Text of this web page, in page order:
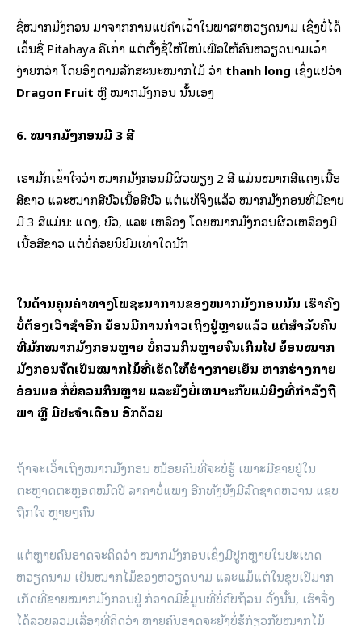
ຊື່ໝາກມັງກອນ ມາຈາກການແປຄຳເວົ້າໃນພາສາຫວຽດນາມ ເຊິ່ງບໍ່ໄດ້
ເອິ້ນຊື່ Pitahaya ຄືເກົ່າ ແຕ່ຕັ້ງຊື່ໃຫ້ໃໝ່ເພື່ອໃຫ້ຄົນຫວຽດນາມເວົ້າ
ງ່າຍກວ່າ ໂດຍອິງຕາມລັກສະນະໝາກໄມ້ ວ່າ thanh long ເຊິ່ງແປວ່າ
Dragon Fruit ຫຼື ໝາກມັງກອນ ນັ້ນເອງ
6. ໝາກມັງກອນມີ 3 ສີ
ເຮົາມັກເຂົ້າໃຈວ່າ ໝາກມັງກອນມີຜິວພຽງ 2 ສີ ແມ່ນໝາກສີແດງເນື້ອ
ສີຂາວ ແລະໝາກສີບົວເນື້ອສີບົວ ແຕ່ແທ້ຈິງແລ້ວ ໝາກມັງກອນທີ່ມີຂາຍ
ມີ 3 ສີແມ່ນ: ແດງ, ບົວ, ແລະ ເຫລືອງ ໂດຍໝາກມັງກອນຜິວເຫລືອງມີ
ເນື້ອສີຂາວ ແຕ່ບໍ່ຄ່ອຍນິຍົມເທົ່າໃດນັກ
ໃນດ້ານຄຸນຄ່າທາງໂພຊະນາການຂອງໝາກມັງກອນນັ້ນ ເຮົາຄົງ
ບໍ່ຕ້ອງເວົ້າຊ້ຳອີກ ຍ້ອນມີການກ່າວເຖິງຢູ່ຫຼາຍແລ້ວ ແຕ່ສຳລັບຄົນ
ທີ່ມັກໝາກມັງກອນຫຼາຍ ບໍ່ຄວນກິນຫຼາຍຈົນເກິນໄປ ຍ້ອນໝາກ
ມັງກອນຈັດເປັນໝາກໄມ້ທີ່ເຮັດໃຫ້ຮ່າງກາຍເຍັນ ຫາກຮ່າງກາຍ
ອ່ອນແອ ກໍ່ບໍ່ຄວນກິນຫຼາຍ ແລະຍັງບໍ່ເຫມາະກັບແມ່ຍິງທີ່ກຳລັງຖື
ພາ ຫຼື ມີປະຈຳເດືອນ ອີກດ້ວຍ
ຖ້າຈະເວົ້າເຖິງໝາກມັງກອນ ໜ້ອຍຄົນທີ່ຈະບໍ່ຮູ້ ເພາະມີຂາຍຢູ່ໃນ
ຕະຫຼາດຕະຫຼອດໝົດປີ ລາຄາບໍ່ແພງ ອີກທັງຍັງມີລົດຊາດຫວານ ແຊບ
ຖືກໃຈ ຫຼາຍໆຄົນ
ແຕ່ຫຼາຍຄົນອາດຈະຄິດວ່າ ໝາກມັງກອນເຊິ່ງມີປູກຫຼາຍໃນປະເທດ
ຫວຽດນາມ ເປັນໝາກໄມ້ຂອງຫວຽດນາມ ແລະແມ້ແຕ່ໃນຊຸບເປີມາກ
ເກັດທີ່ຂາຍໝາກມັງກອນຢູ່ ກໍ່ອາດມີຂໍ້ມູນທີ່ບໍ່ຄົບຖ້ວນ ດັ່ງນັ້ນ, ເຮົາຈື່ງ
ໄດ້ລວບລວມເລື່ອງທີ່ຄິດວ່າ ຫຼາຍຄົນອາດຈະຍັງບໍ່ຮູ້ກ່ຽວກັບໝາກໄມ້